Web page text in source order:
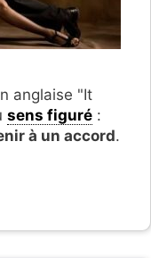
anglaise "It
sens figuré :
à un accord.